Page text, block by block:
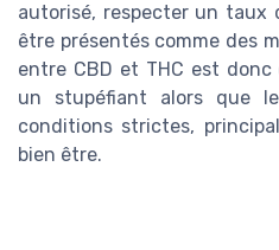
autorisé, respecter un taux
être présentés comme des
entre CBD et THC est
un stupéfiant alors que
conditions strictes,
bien être.